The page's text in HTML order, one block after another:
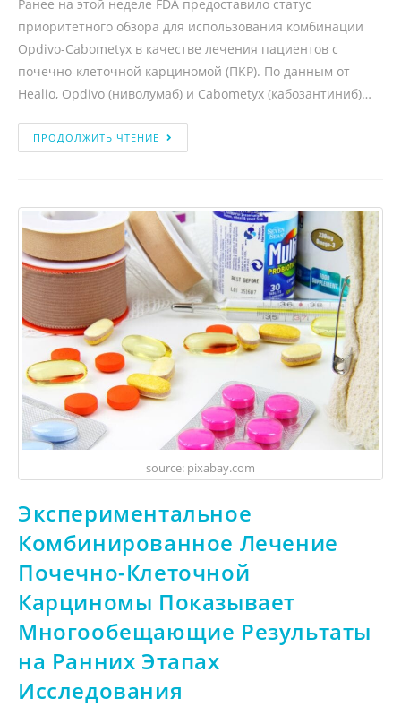
Ранее на этой неделе FDA предоставило статус
приоритетного обзора для использования комбинации
Opdivo-Cabometyx в качестве лечения пациентов с
почечно-клеточной карциномой (ПКР). По данным от
Healio, Opdivo (ниволумаб) и Cabometyx (кабозантиниб)…
ПРОДОЛЖИТЬ ЧТЕНИЕ
source: pixabay.com
Экспериментальное
Комбинированное Лечение
Почечно-Клеточной
Карциномы Показывает
Многообещающие Результаты
на Ранних Этапах
Исследования